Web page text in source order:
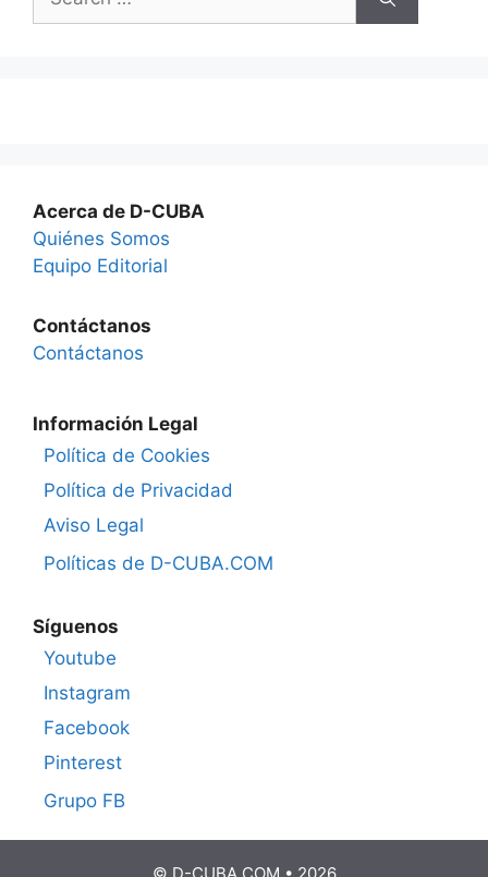
for:
Acerca de D-CUBA
Quiénes Somos
Equipo Editorial
Contáctanos
Contáctanos
Información Legal
Política de Cookies
Política de Privacidad
Aviso Legal
Políticas de D-CUBA.COM
Síguenos
Youtube
Instagram
Facebook
Pinterest
Grupo FB